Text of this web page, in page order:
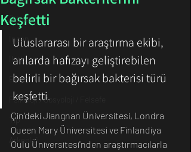
Dünya
İnsan
İletişim
Evren
Psikoloji / Sosyoloji / Felsefe
Tıp
Arkeoloji
Keşfetti
Uluslararası bir araştırma ekibi,
arılarda hafızayı geliştirebilen
belirli bir bağırsak bakterisi türü
keşfetti.
Çin'deki Jiangnan Üniversitesi, Londra
Queen Mary Üniversitesi ve Finlandiya
Oulu Üniversitesi'nden araştırmacılarla